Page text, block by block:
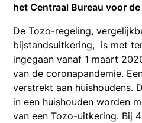
het Centraal Bureau voor
DeTozo-regeling,
bijstandsuitkering, is met
ingegaan vanaf 1 maart
van de coronapandemie.
verstrekt aan huishoudens.
in een huishouden worden
van een Tozo-uitkering. Bij